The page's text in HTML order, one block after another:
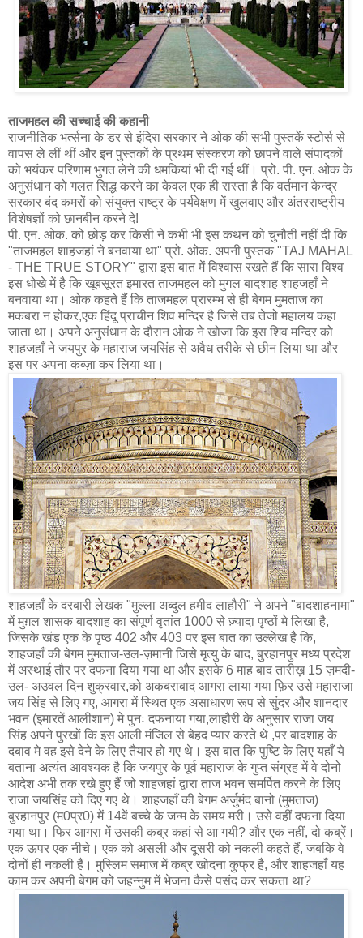
ताजमहल की सच्चाई की कहानी
राजनीतिक भर्त्सना के डर से इंदिरा सरकार ने ओक की सभी पुस्तकें स्टोर्स से
वापस ले लीं थीं और इन पुस्तकों के प्रथम संस्करण को छापने वाले संपादकों
को भयंकर परिणाम भुगत लेने की धमकियां भी दी गई थीं। प्रो. पी. एन. ओक के
अनुसंधान को गलत सिद्ध करने का केवल एक ही रास्ता है कि वर्तमान केन्द्र
सरकार बंद कमरों को संयुक्त राष्ट्र के पर्यवेक्षण में खुलवाए और अंतरराष्ट्रीय
विशेषज्ञों को छानबीन करने दे!
पी. एन. ओक. को छोड़ कर किसी ने कभी भी इस कथन को चुनौती नहीं दी कि
"ताजमहल शाहजहां ने बनवाया था" प्रो. ओक. अपनी पुस्तक "TAJ MAHAL
- THE TRUE STORY" द्वारा इस बात में विश्वास रखते हैं कि सारा विश्व
इस धोखे में है कि खूबसूरत इमारत ताजमहल को मुगल बादशाह शाहजहाँ ने
बनवाया था। ओक कहते हैं कि ताजमहल प्रारम्भ से ही बेगम मुमताज का
मकबरा न होकर,एक हिंदू प्राचीन शिव मन्दिर है जिसे तब तेजो महालय कहा
जाता था। अपने अनुसंधान के दौरान ओक ने खोजा कि इस शिव मन्दिर को
शाहजहाँ ने जयपुर के महाराज जयसिंह से अवैध तरीके से छीन लिया था और
इस पर अपना कब्ज़ा कर लिया था।
शाहजहाँ के दरबारी लेखक "मुल्ला अब्दुल हमीद लाहौरी" ने अपने "बादशाहनामा"
में मुग़ल शासक बादशाह का संपूर्ण वृतांत 1000 से ज़्यादा पृष्ठों मे लिखा है,
जिसके खंड एक के पृष्ठ 402 और 403 पर इस बात का उल्लेख है कि,
शाहजहाँ की बेगम मुमताज-उल-ज़मानी जिसे मृत्यु के बाद, बुरहानपुर मध्य प्रदेश
में अस्थाई तौर पर दफना दिया गया था और इसके 6 माह बाद तारीख़ 15 ज़मदी-
उल- अउवल दिन शुक्रवार,को अकबराबाद आगरा लाया गया फ़िर उसे महाराजा
जय सिंह से लिए गए, आगरा में स्थित एक असाधारण रूप से सुंदर और शानदार
भवन (इमारतें आलीशान) मे पुनः दफनाया गया,लाहौरी के अनुसार राजा जय
सिंह अपने पुरखों कि इस आली मंजिल से बेहद प्यार करते थे ,पर बादशाह के
दबाव मे वह इसे देने के लिए तैयार हो गए थे। इस बात कि पुष्टि के लिए यहाँ ये
बताना अत्यंत आवश्यक है कि जयपुर के पूर्व महाराज के गुप्त संग्रह में वे दोनो
आदेश अभी तक रखे हुए हैं जो शाहजहां द्वारा ताज भवन समर्पित करने के लिए
राजा जयसिंह को दिए गए थे। शाहजहाँ की बेगम अर्जुमंद बानो (मुमताज)
बुरहानपुर (म0प्र0) में 14वें बच्चे के जन्म के समय मरी। उसे वहीं दफना दिया
गया था। फिर आगरा में उसकी कब्र कहां से आ गयी? और एक नहीं, दो कब्रें।
एक ऊपर एक नीचे। एक को असली और दूसरी को नकली कहते हैं, जबकि वे
दोनों ही नकली हैं। मुस्लिम समाज में कब्र खोदना कुफ्र है, और शाहजहाँ यह
काम कर अपनी बेगम को जहन्नुम में भेजना कैसे पसंद कर सकता था?